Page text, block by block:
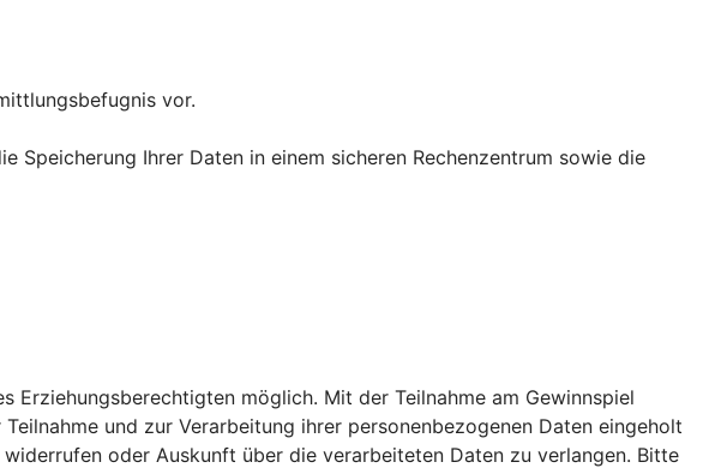
vor.
Speicherung Ihrer Daten in einem sicheren Rechenzentrum sowie die
Erziehungsberechtigten möglich. Mit der Teilnahme am Gewinnspiel
und zur Verarbeitung ihrer personenbezogenen Daten eingeholt
oder Auskunft über die verarbeiteten Daten zu verlangen. Bitte